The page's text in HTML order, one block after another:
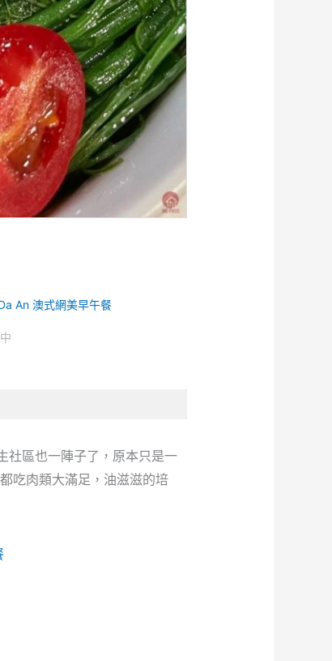
An 澳式網美早午餐
社區也一陣子了，原本只是一
吃肉類大滿足，油滋滋的培